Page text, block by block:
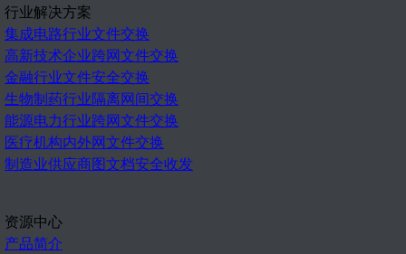
行业解决方案
集成电路行业文件交换
高新技术企业跨网文件交换
金融行业文件安全交换
生物制药行业隔离网间交换
能源电力行业跨网文件交换
医疗机构内外网文件交换
制造业供应商图文档安全收发
资源中心
产品简介